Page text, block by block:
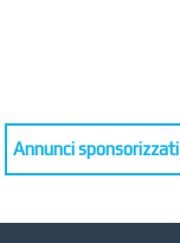
Annunci sponsorizzati